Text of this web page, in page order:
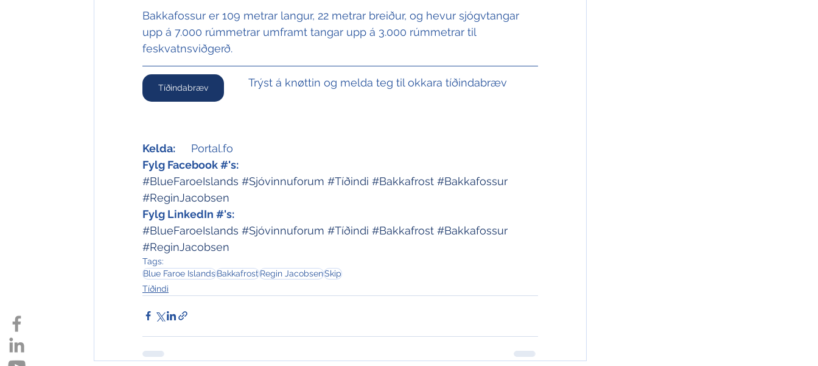
Bakkafossur er 109 metrar langur, 22 metrar breiður, og hevur sjógvtangar
upp á 7.000 rúmmetrar umframt tangar upp á 3.000 rúmmetrar til
feskvatnsviðgerð.
Tíðindabræv Trýst á knøttin og melda teg til okkara tíðindabræv
Kelda:
	Portal.fo
Fylg Facebook #'s:
#BlueFaroeIslands #Sjóvinnuforum #Tíðindi #Bakkafrost #Bakkafossur
#ReginJacobsen
Fylg LinkedIn #'s:
#BlueFaroeIslands #Sjóvinnuforum #Tíðindi #Bakkafrost #Bakkafossur
#ReginJacobsen
Tags:
Blue Faroe IslandsBakkafrostRegin JacobsenSkip
Tíðindi